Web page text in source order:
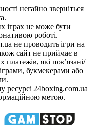
негайно зверніться
іграх не може бути
роботі.
не проводить ігри на
сайт не приймає в
які пов’язані/
букмекерами або
ресурсі 24boxing.com.ua
метою.